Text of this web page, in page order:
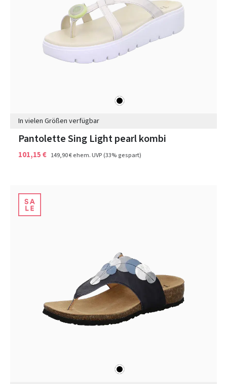
schwarz
In vielen Größen verfügbar
Pantolette Sing Light pearl kombi
101,15 € 149,90 €ehem. UVP(33% gespart)
schwarz